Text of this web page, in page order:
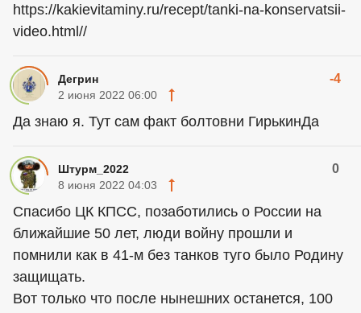
https://kakievitaminy.ru/recept/tanki-na-konservatsii-
video.html//
Дегрин -4
2 июня 2022 06:00
Да знаю я. Тут сам факт болтовни ГирькинДа
Штурм_2022 0
8 июня 2022 04:03
Спасибо ЦК КПСС, позаботились о России на
ближайшие 50 лет, люди войну прошли и
помнили как в 41-м без танков туго было Родину
защищать.
Вот только что после нынешних останется, 100